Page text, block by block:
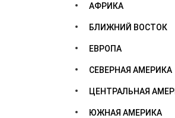
АФРИКА
БЛИЖНИЙ ВОСТОК
ЕВРОПА
СЕВЕРНАЯ АМЕРИКА
ЦЕНТРАЛЬНАЯ
ЮЖНАЯ АМЕРИКА